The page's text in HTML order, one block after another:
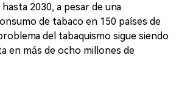
2030, a pesar de una
de tabaco en 150 países de
del tabaquismo sigue siendo
en más de ocho millones de